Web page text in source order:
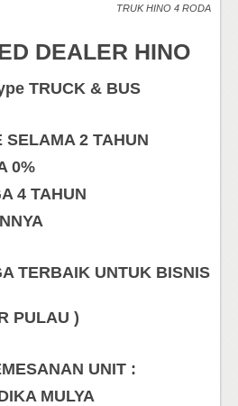
TRUK HINO 4 RODA
DEALER HINO
TRUCK & BUS
SELAMA 2 TAHUN
0%
4 TAHUN
TERBAIK UNTUK BISNIS
PULAU )
UNIT :
MULYA